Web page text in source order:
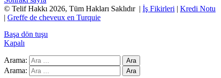
© Telif Hakkı 2026, Tüm Hakları Saklıdır | İş Fikirleri | Kredi Notu
| Greffe de cheveux en Turquie
Başa dön tuşu
Kapalı
Arama:
Arama: